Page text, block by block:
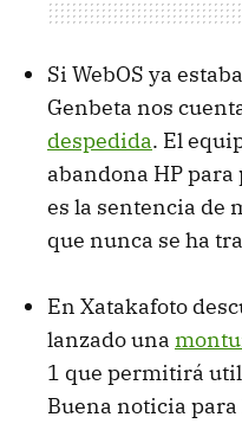
Si WebOS ya
Genbeta nos
despedida. El
abandona HP para
es la sentencia de
que nunca se ha
En Xatakafoto
lanzado una
1 que permitirá
Buena noticia para